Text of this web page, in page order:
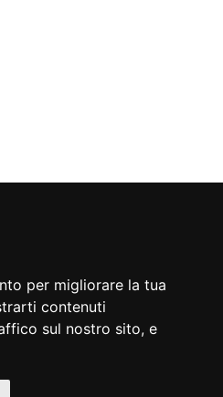
per migliorare la tua
contenuti
sul nostro sito, e